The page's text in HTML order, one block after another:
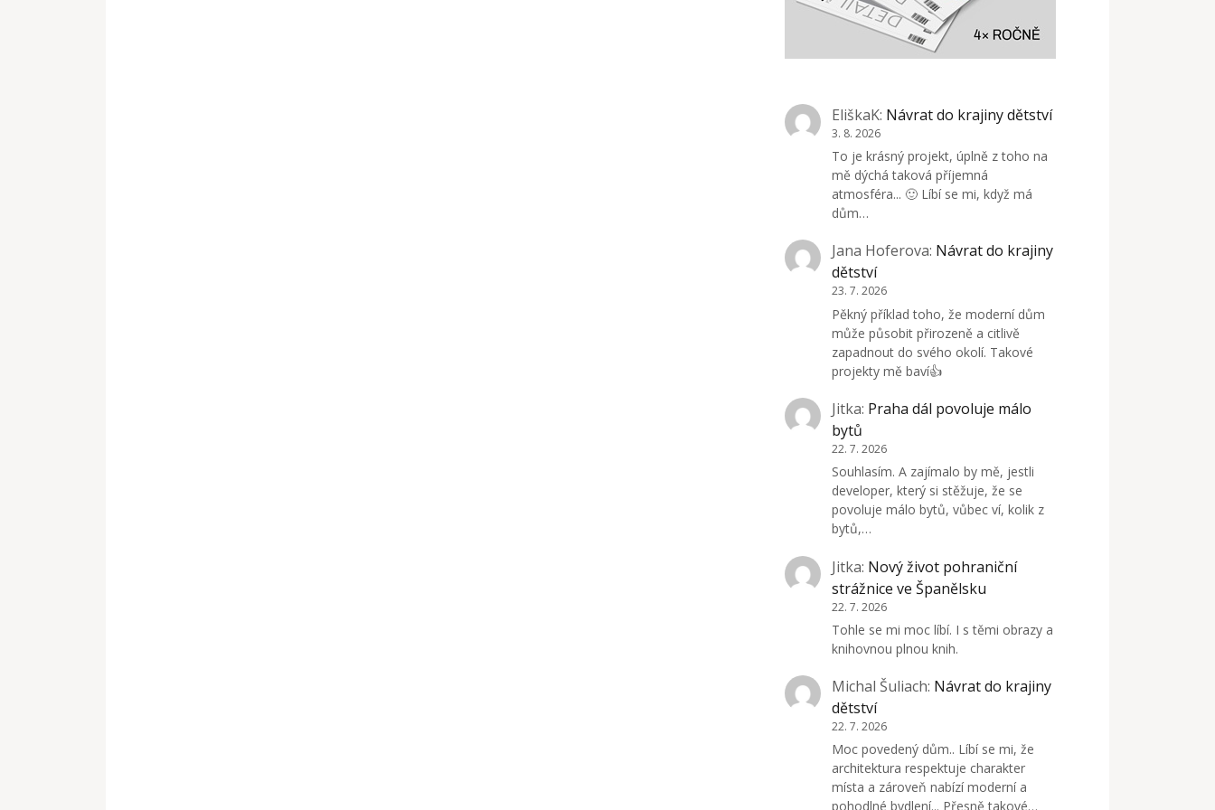
EliškaK: Návrat do krajiny dětství
3. 8. 2026
To je krásný projekt, úplně z toho na
mě dýchá taková příjemná
atmosféra... 🙂 Líbí se mi, když má
dům…
Jana Hoferova: Návrat do krajiny
dětství
23. 7. 2026
Pěkný příklad toho, že moderní dům
může působit přirozeně a citlivě
zapadnout do svého okolí. Takové
projekty mě baví👍
Jitka: Praha dál povoluje málo
bytů
22. 7. 2026
Souhlasím. A zajímalo by mě, jestli
developer, který si stěžuje, že se
povoluje málo bytů, vůbec ví, kolik z
bytů,…
Jitka: Nový život pohraniční
strážnice ve Španělsku
22. 7. 2026
Tohle se mi moc líbí. I s těmi obrazy a
knihovnou plnou knih.
Michal Šuliach: Návrat do krajiny
dětství
22. 7. 2026
Moc povedený dům.. Líbí se mi, že
architektura respektuje charakter
místa a zároveň nabízí moderní a
pohodlné bydlení... Přesně takové…